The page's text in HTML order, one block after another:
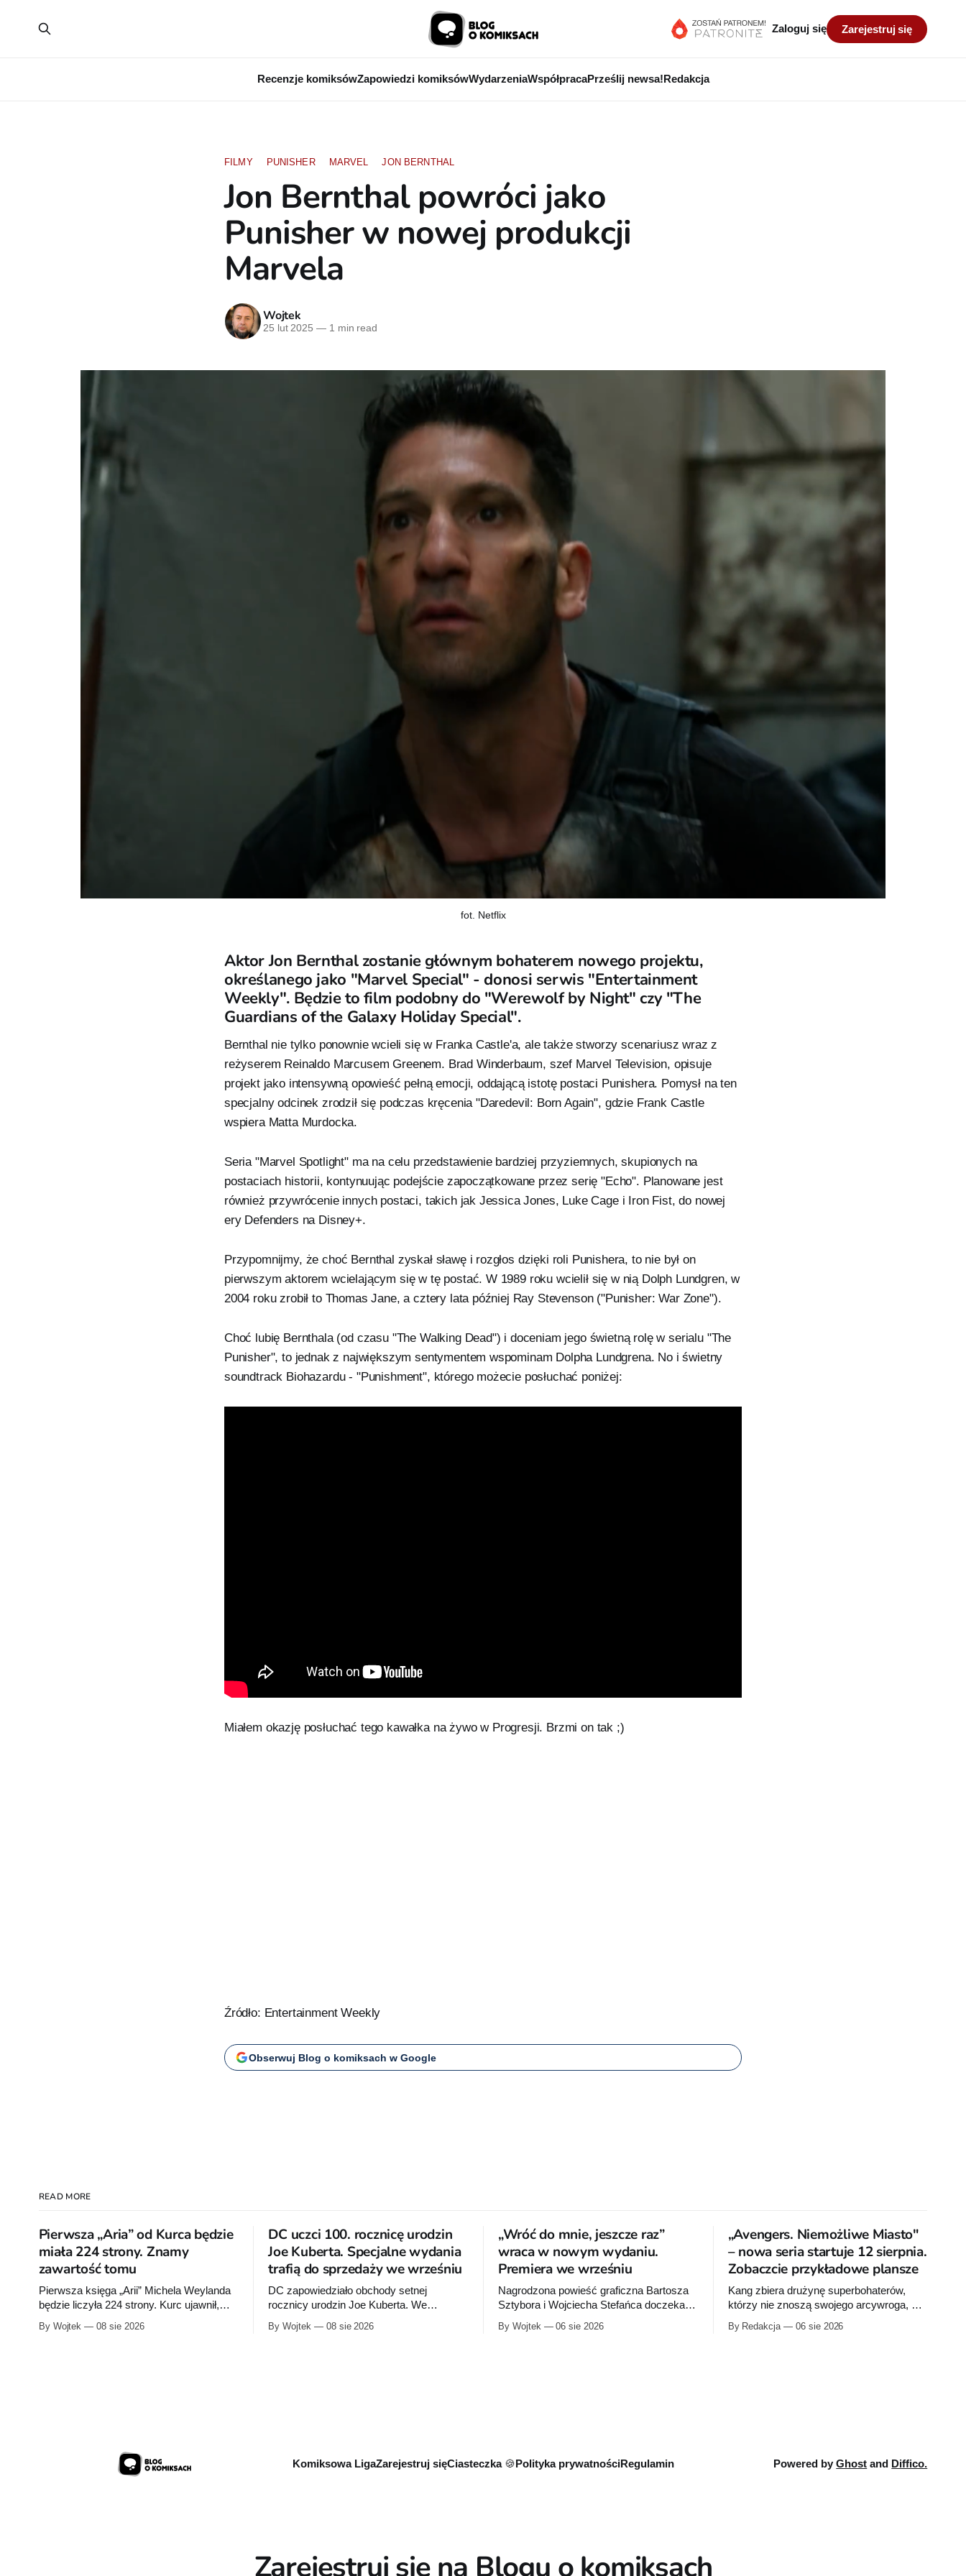
Recenzje komiksówZapowiedzi komiksówWydarzeniaWspółpracaPrześlij newsa!Redakcja
Zaloguj się Zarejestruj się
FILMY PUNISHER MARVEL JON BERNTHAL
Jon Bernthal powróci jako
Punisher w nowej produkcji
Marvela
Wojtek
25 lut 2025 —1 min read
fot. Netflix
Aktor Jon Bernthal zostanie głównym bohaterem nowego projektu,
określanego jako "Marvel Special" - donosi serwis "Entertainment
Weekly". Będzie to film podobny do "Werewolf by Night" czy "The
Guardians of the Galaxy Holiday Special".
Bernthal nie tylko ponownie wcieli się w Franka Castle'a, ale także stworzy scenariusz wraz z
reżyserem Reinaldo Marcusem Greenem. Brad Winderbaum, szef Marvel Television, opisuje
projekt jako intensywną opowieść pełną emocji, oddającą istotę postaci Punishera. Pomysł na ten
specjalny odcinek zrodził się podczas kręcenia "Daredevil: Born Again", gdzie Frank Castle
wspiera Matta Murdocka.
Seria "Marvel Spotlight" ma na celu przedstawienie bardziej przyziemnych, skupionych na
postaciach historii, kontynuując podejście zapoczątkowane przez serię "Echo". Planowane jest
również przywrócenie innych postaci, takich jak Jessica Jones, Luke Cage i Iron Fist, do nowej
ery Defenders na Disney+.
Przypomnijmy, że choć Bernthal zyskał sławę i rozgłos dzięki roli Punishera, to nie był on
pierwszym aktorem wcielającym się w tę postać. W 1989 roku wcielił się w nią Dolph Lundgren, w
2004 roku zrobił to Thomas Jane, a cztery lata później Ray Stevenson ("Punisher: War Zone").
Choć lubię Bernthala (od czasu "The Walking Dead") i doceniam jego świetną rolę w serialu "The
Punisher", to jednak z największym sentymentem wspominam Dolpha Lundgrena. No i świetny
soundtrack Biohazardu - "Punishment", którego możecie posłuchać poniżej:
Miałem okazję posłuchać tego kawałka na żywo w Progresji. Brzmi on tak ;)
Źródło: Entertainment Weekly
Obserwuj Blog o komiksach w Google
READ MORE
Pierwsza „Aria” od Kurca będzie
miała 224 strony. Znamy
zawartość tomu
Pierwsza księga „Arii” Michela Weylanda
będzie liczyła 224 strony. Kurc ujawnił,
zapowiedział około 30 stron dodatków.
By Wojtek 08 sie 2026
DC uczci 100. rocznicę urodzin
Joe Kuberta. Specjalne wydania
trafią do sprzedaży we wrześniu
DC zapowiedziało obchody setnej
rocznicy urodzin Joe Kuberta. We
publikacje poświęcone twórcy „Sgt.
By Wojtek 08 sie 2026
„Wróć do mnie, jeszcze raz”
wraca w nowym wydaniu.
Premiera we wrześniu
Nagrodzona powieść graficzna Bartosza
Sztybora i Wojciecha Stefańca doczeka
przygotowuje nową edycję albumu „Wróć
By Wojtek 06 sie 2026
„Avengers. Niemożliwe Miasto"
– nowa seria startuje 12 sierpnia.
Zobaczcie przykładowe plansze
Kang zbiera drużynę superbohaterów,
którzy nie znoszą swojego arcywroga, a
Przymierze z królem Arturem na czele.
By Redakcja 06 sie 2026
Komiksowa LigaZarejestruj sięCiasteczka 🍪Polityka prywatnościRegulamin Powered byGhost and Diffico.
Zarejestruj się na Blogu o komiksach